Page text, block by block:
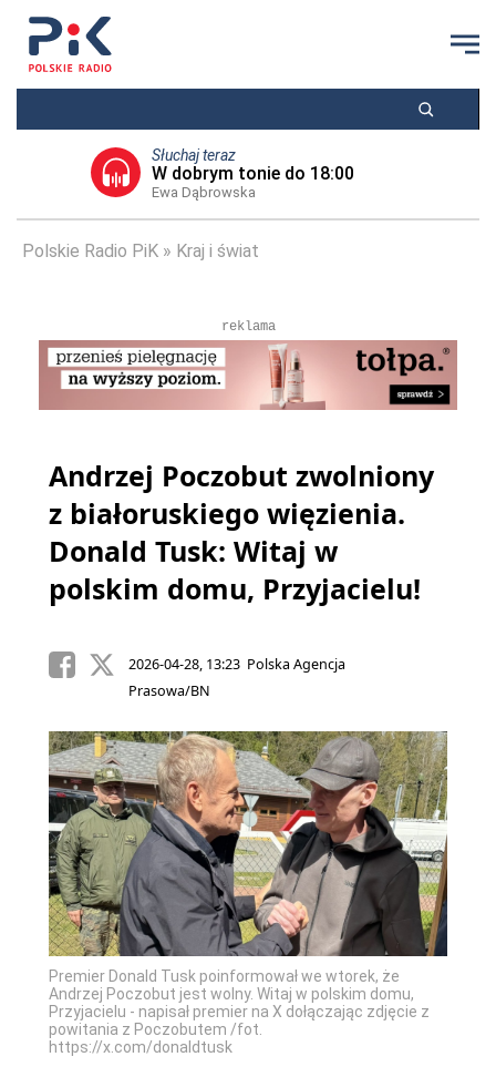
Słuchaj teraz
W dobrym tonie do 18:00
Ewa Dąbrowska
Polskie Radio PiK Kraj i świat
reklama
Andrzej Poczobut zwolniony
z białoruskiego więzienia.
Donald Tusk: Witaj w
polskim domu, Przyjacielu!
2026-04-28, 13:23 Polska Agencja
Prasowa/BN
Premier Donald Tusk poinformował we wtorek, że
Andrzej Poczobut jest wolny. Witaj w polskim domu,
Przyjacielu - napisał premier na X dołączając zdjęcie z
powitania z Poczobutem /fot.
https://x.com/donaldtusk